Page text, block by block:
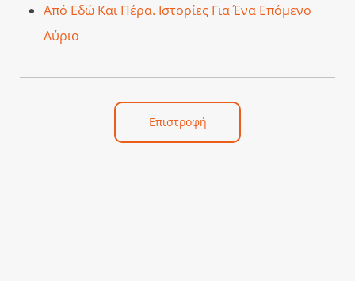
Από Εδώ Και Πέρα. Ιστορίες Για Ένα Επόμενο
Αύριο
Επιστροφή